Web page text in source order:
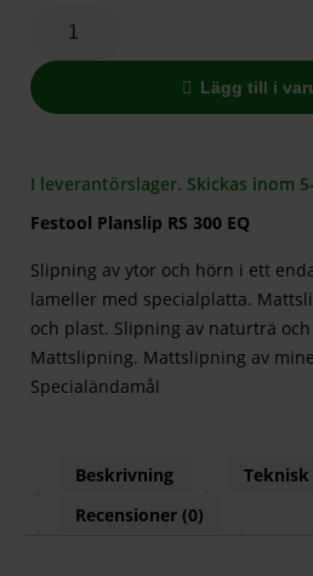
Lägg till i
I leverantörslager. Skickas inom
Festool Planslip RS 300 EQ
Slipning av ytor och hörn i ett
lameller med specialplatta.
och plast. Slipning av naturträ
Mattslipning. Mattslipning av
Specialändamål
Beskrivning
Teknisk
Recensioner (0)